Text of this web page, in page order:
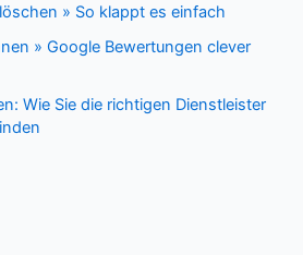
» So klappt es einfach
» Google Bewertungen clever
Wie Sie die richtigen Dienstleister